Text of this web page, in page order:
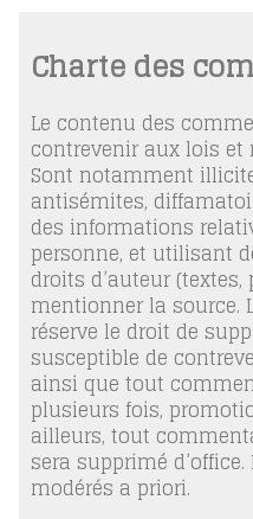
Charte des
Le contenu des
contrevenir aux lois
Sont notamment
antisémites,
des informations
personne, et utilisant
droits d’auteur
mentionner la source.
réserve le droit de
susceptible de
ainsi que tout
plusieurs fois,
ailleurs, tout
sera supprimé
modérés a priori.